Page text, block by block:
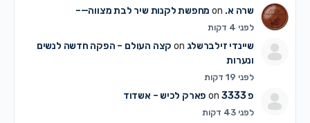
שרה א.on מחפשת לקנות שיר לבת מצווה—–
לפני 4 דקות
שיינדי זילברשלגon
קצה העולם – הפקה חדשה לנשים
ונערות
לפני 19 דקות
פ 3333 on פארק לכיש – אשדוד
לפני 43 דקות